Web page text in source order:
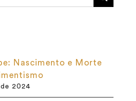
Nascimento e Morte
2024